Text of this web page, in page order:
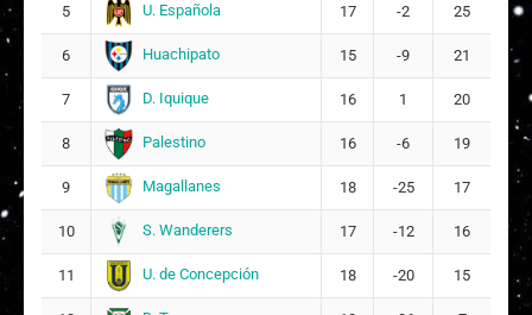
1
7
Eliana Isabel Olaya Morales
DT: Claudio Quintiliani
5 U. Española 17 -2 25
6 Huachipato 15 -9 21
7 D. Iquique 16 1 20
8 Palestino 16 -6 19
9 Magallanes 18 -25 17
10 S. Wanderers 17 -12 16
11 U. de Concepción 18 -20 15